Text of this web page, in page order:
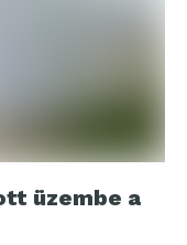
üzembe a